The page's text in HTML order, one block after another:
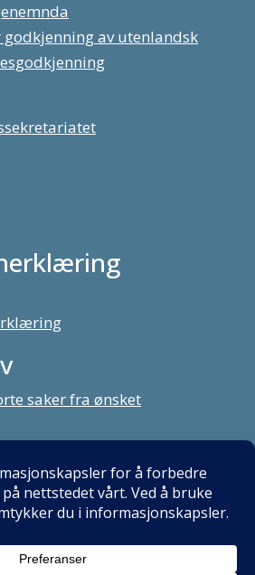
av utenlandsk
saker fra ønsket